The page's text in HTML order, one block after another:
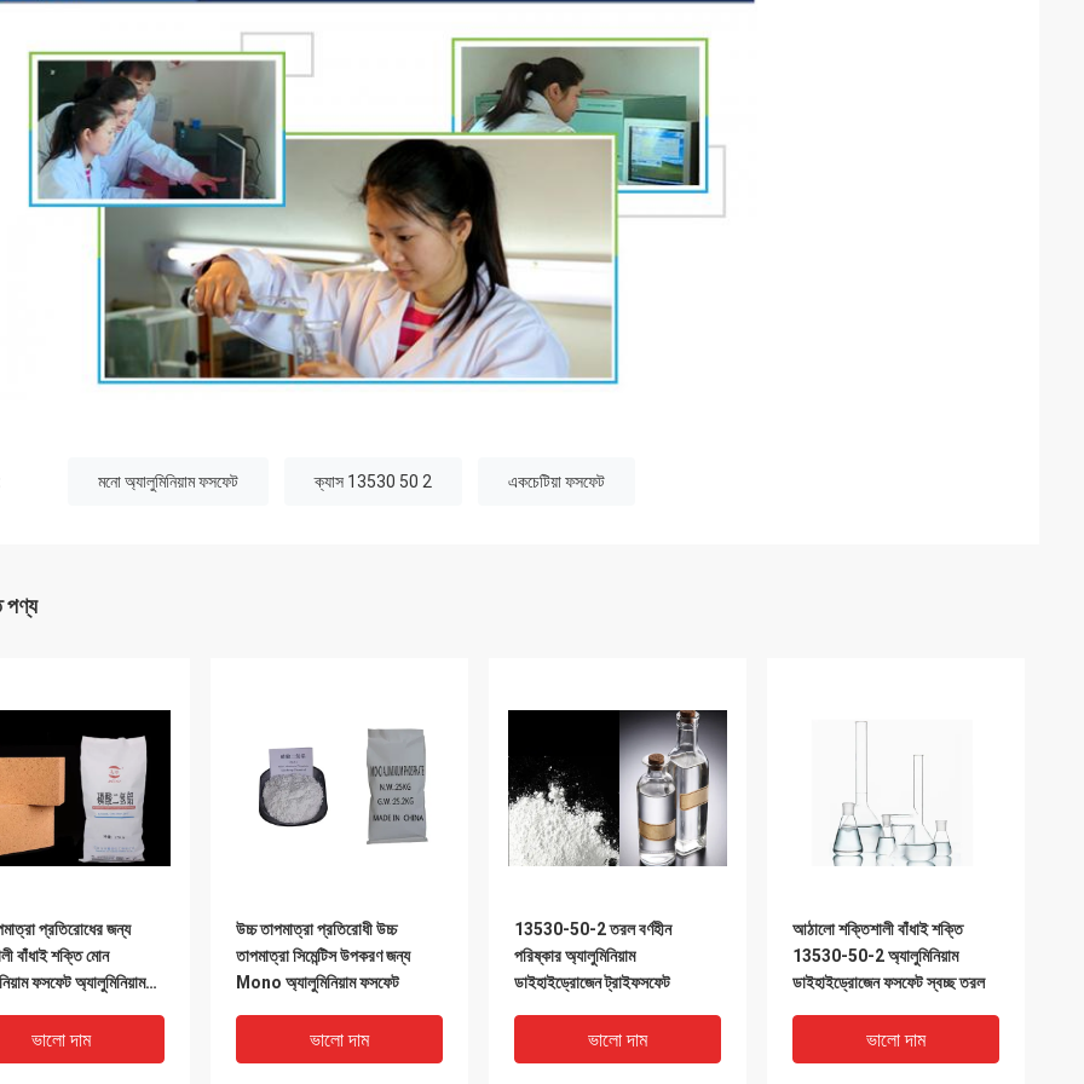
মনো অ্যালুমিনিয়াম ফসফেট ক্যাস 13530 50 2 একচেটিয়া ফসফেট
পণ্য
প্রতিরোধের জন্য
বাঁধাই শক্তি মোন
ফসফেট অ্যালুমিনিয়াম
ভালো দাম
উচ্চ তাপমাত্রা প্রতিরোধী উচ্চ
তাপমাত্রা সিমেন্টিস উপকরণ জন্য
Mono অ্যালুমিনিয়াম ফসফেট
ভালো দাম
13530-50-2 তরল বর্ণহীন
পরিষ্কার অ্যালুমিনিয়াম
ডাইহাইড্রোজেন ট্রাইফসফেট
ভালো দাম
আঠালো শক্তিশালী বাঁধাই শক্তি
13530-50-2 অ্যালুমিনিয়াম
ডাইহাইড্রোজেন ফসফেট স্বচ্ছ তরল
ভালো দাম